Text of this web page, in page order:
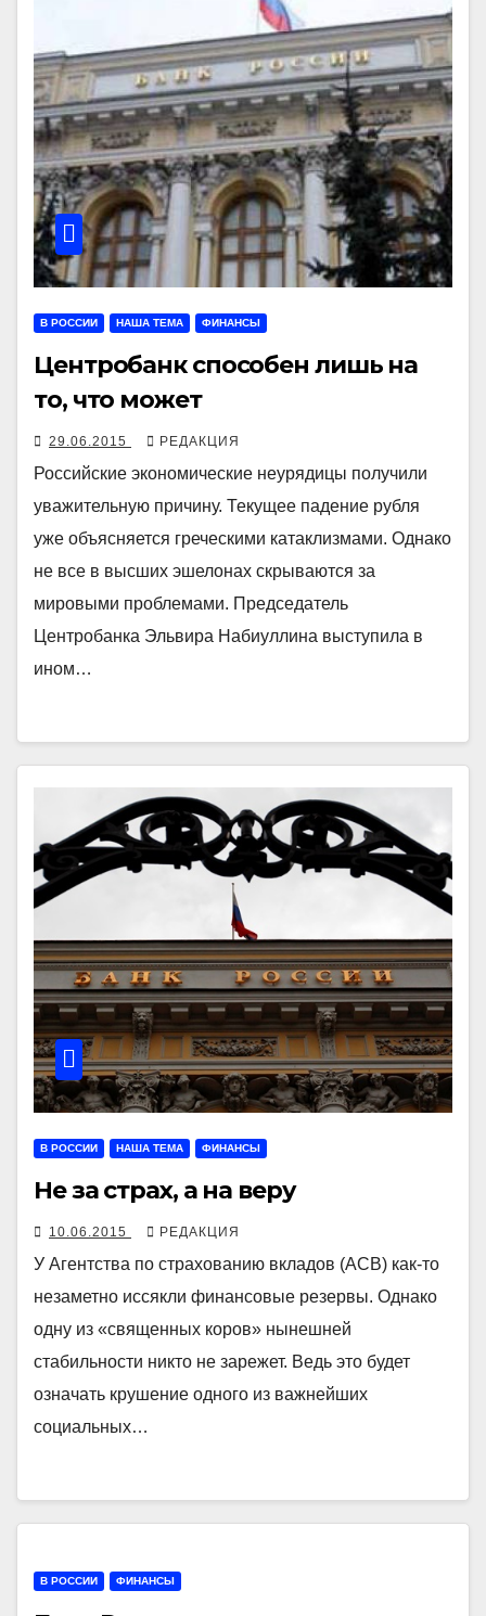
В РОССИИ НАША ТЕМА ФИНАНСЫ
Центробанк способен лишь на
то, что может
29.06.2015 РЕДАКЦИЯ
Российские экономические неурядицы получили
уважительную причину. Текущее падение рубля
уже объясняется греческими катаклизмами. Однако
не все в высших эшелонах скрываются за
мировыми проблемами. Председатель
Центробанка Эльвира Набиуллина выступила в
ином…
В РОССИИ НАША ТЕМА ФИНАНСЫ
Не за страх, а на веру
10.06.2015 РЕДАКЦИЯ
У Агентства по страхованию вкладов (АСВ) как-то
незаметно иссякли финансовые резервы. Однако
одну из «священных коров» нынешней
стабильности никто не зарежет. Ведь это будет
означать крушение одного из важнейших
социальных…
В РОССИИ ФИНАНСЫ